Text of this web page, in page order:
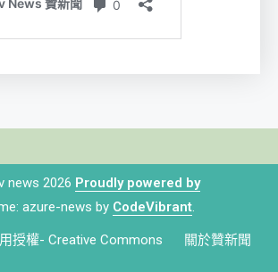
news 2026 Proudly powered by
azure-news by CodeVibrant.
授權- Creative Commons 關於贊新聞